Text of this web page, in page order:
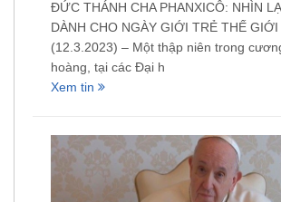
ĐỨC THÁNH CHA PHANXICÔ: NHÌN
DÀNH CHO NGÀY GIỚI TRẺ THẾ
(12.3.2023) – Một thập niên trong
hoàng, tại các Đại h
Xem tin